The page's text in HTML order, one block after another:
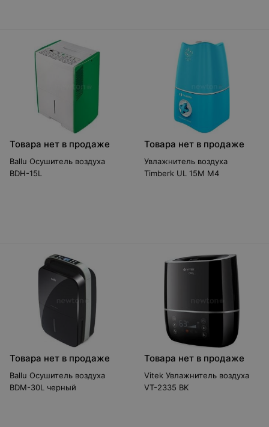
Товара нет в продаже
Ballu Осушитель воздуха
BDH-15L
Товара нет в продаже
Увлажнитель воздуха
Timberk UL 15M M4
Товара нет в продаже
Ballu Осушитель воздуха
BDM-30L черный
Товара нет в продаже
Vitek Увлажнитель воздуха
VT-2335 BK